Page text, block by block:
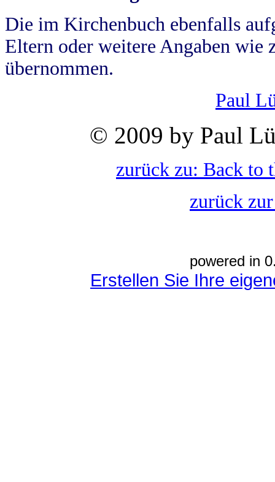
Die im Kirchenbuch ebenfalls
Eltern oder weitere Angaben wie
übernommen.
Paul
© 2009 by Paul
zurück zu: Back to
zurück
powered in
Erstellen Sie Ihre